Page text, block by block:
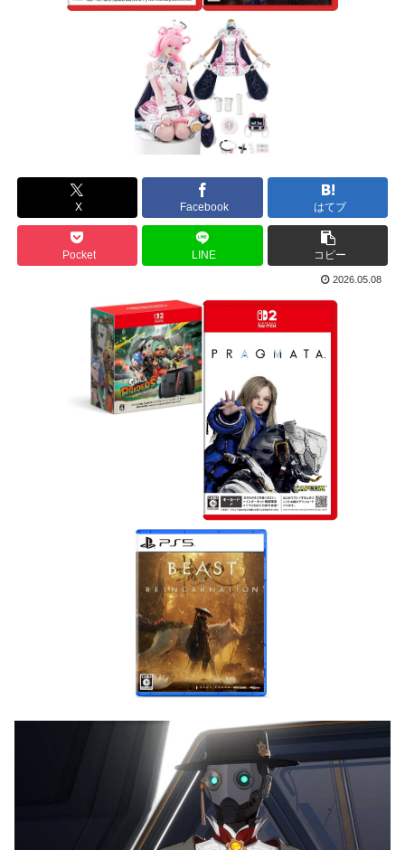
X Facebook はてブ
Pocket LINE コピー
2026.05.08